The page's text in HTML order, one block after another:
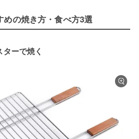
めの焼き方・食べ方3選
ーで焼く